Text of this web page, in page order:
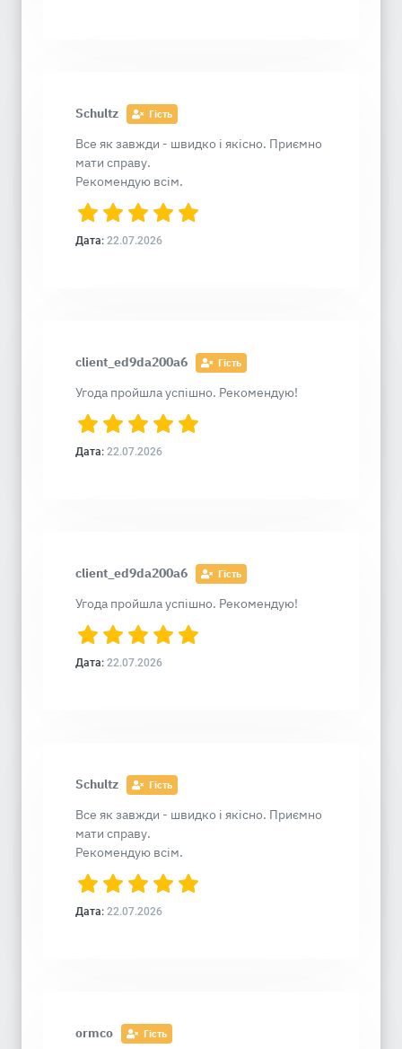
Schultz Гість
Все як завжди - швидко і якісно. Приємно
мати справу.
Рекомендую всім.
Дата: 22.07.2026
client_ed9da200a6 Гість
Угода пройшла успішно. Рекомендую!
Дата: 22.07.2026
client_ed9da200a6 Гість
Угода пройшла успішно. Рекомендую!
Дата: 22.07.2026
Schultz Гість
Все як завжди - швидко і якісно. Приємно
мати справу.
Рекомендую всім.
Дата: 22.07.2026
ormco Гість